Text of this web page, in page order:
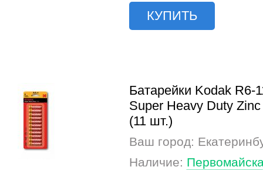
КУПИТЬ
Батарейки Kodak R6-
Super Heavy Duty
(11 шт.)
Ваш город:
Наличие: